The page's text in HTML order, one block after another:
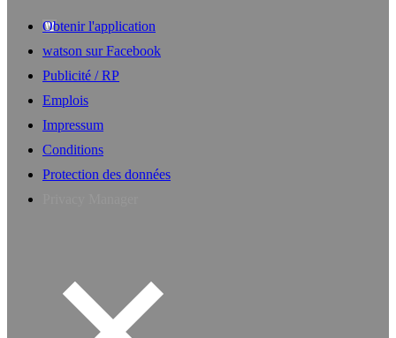
Obtenir l'application
watson sur Facebook
Publicité / RP
Emplois
Impressum
Conditions
Protection des données